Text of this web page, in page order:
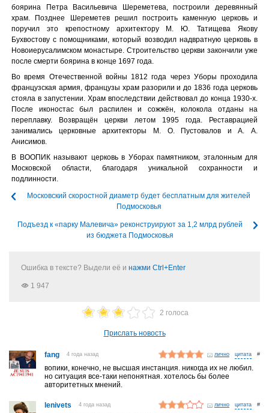
боярина Петра Васильевича Шереметева, построили деревянный
храм. Позднее Шереметев решил построить каменную церковь и
поручил это крепостному архитектору М. Ю. Татищева Якову
Бухвостову с помощниками, который возводил надвратную церковь в
Новоиерусалимском монастыре. Строительство церкви закончили уже
после смерти боярина в конце 1697 года.
Во время Отечественной войны 1812 года через Уборы проходила
французская армия, французы храм разорили и до 1836 года церковь
стояла в запустении. Храм впоследствии действовал до конца 1930-х.
После иконостас был распилен и сожжён, колокола отданы на
переплавку. Возвращён церкви летом 1995 года. Реставрацией
занимались церковные архитекторы М. О. Пустовалов и А. А.
Анисимов.
В ВООПИК называют церковь в Уборах памятником, эталонным для
Московской области, благодаря уникальной сохранности и
подлинности.
Московский скоростной диаметр будет бесплатным для жителей
Подмосковья
Подъезд к «парку Малевича» реконструируют за 1,2 млрд рублей
из бюджета Подмосковья
Ошибка в тексте? Выдели её и нажми Ctrl+Enter
1 947
2 голоса
Прислать новость
fang 4 года назад лично #
вопики, конечно, не высшая инстанция. никогда их не любил.
но ситуация все-таки непонятная. хотелось бы более
авторитетных мнений.
lenivets 4 года назад лично #